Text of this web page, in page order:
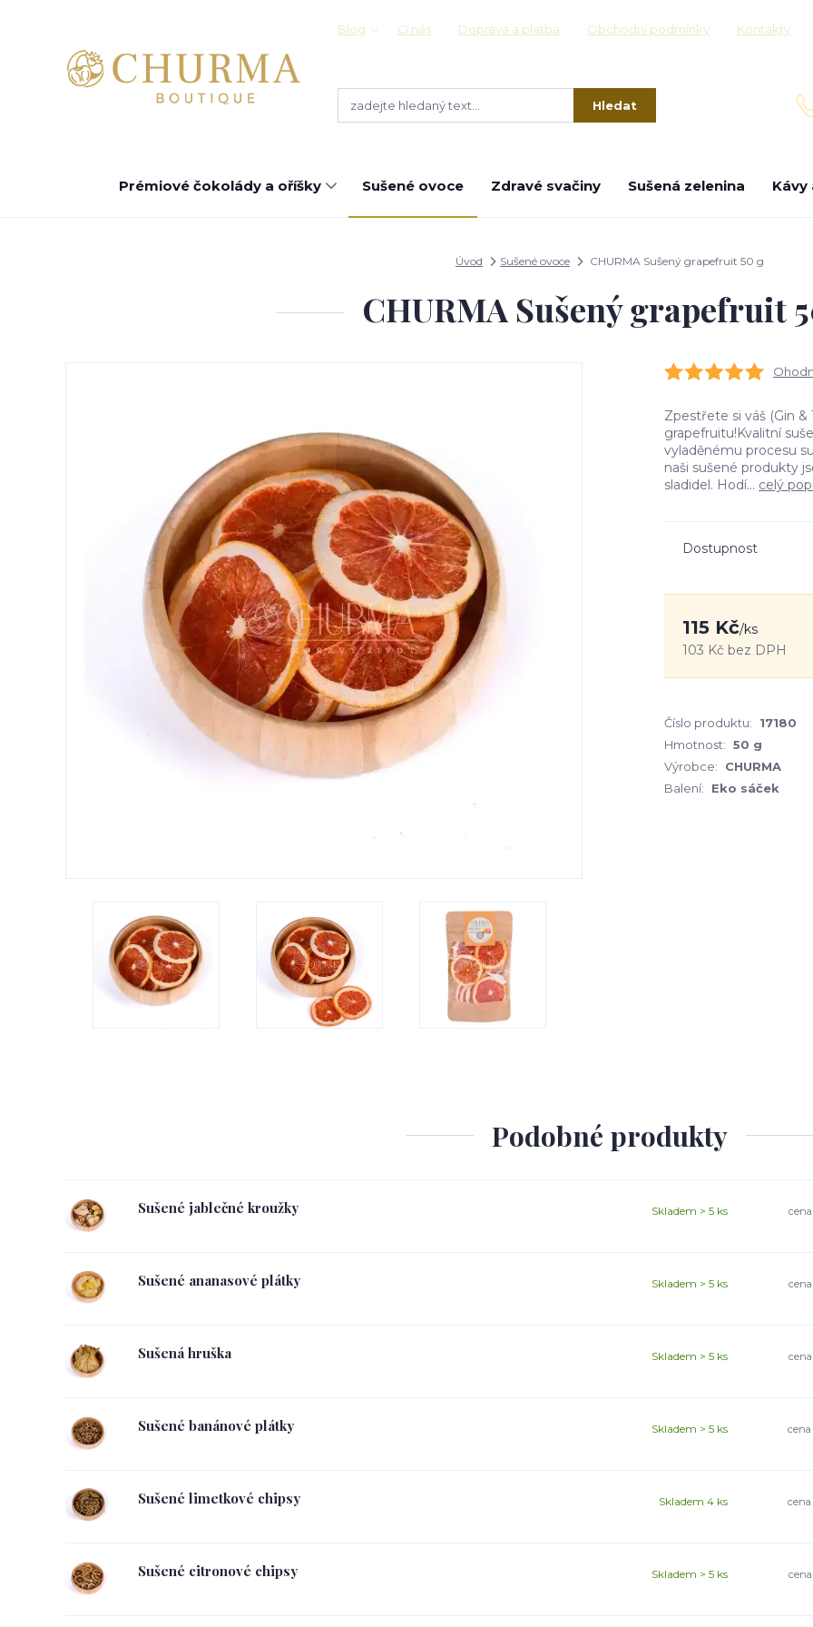
Blog O nás Doprava a platba Obchodní podmínky Kontakty
Hledat
Prémiové čokolády a oříšky Sušené ovoce Zdravé svačiny Sušená zelenina Kávy
Úvod Sušené ovoce CHURMA Sušený grapefruit 50 g
CHURMA Sušený grapefruit
Zpestřete si váš (Gin
grapefruitu!Kvalitní
vyladěnému procesu
naši sušené produkty
sladidel. Hodí... celý
Dostupnost
115 Kč/ks
103 Kč bez DPH
Číslo produktu:
17180
Hmotnost: 50 g
Výrobce:
CHURMA
Balení:
Eko sáček
Podobné produkty
Sušené jablečné kroužky Skladem > 5 ks
Sušené ananasové plátky Skladem > 5 ks
Sušená hruška Skladem > 5 ks
Sušené banánové plátky cena
Skladem > 5 ks
Sušené limetkové chipsy cena
Skladem 4 ks
Sušené citronové chipsy Skladem > 5 ks